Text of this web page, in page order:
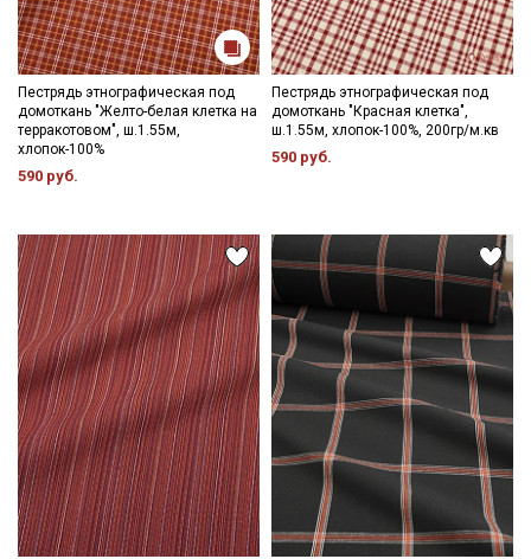
Пестрядь этнографическая под
домоткань "Желто-белая клетка на
терракотовом", ш.1.55м,
хлопок-100%
590 руб.
Пестрядь этнографическая под
домоткань "Красная клетка",
ш.1.55м, хлопок-100%, 200гр/м.кв
590 руб.